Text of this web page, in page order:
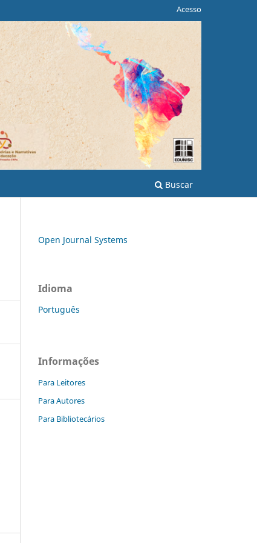
Buscar
Acesso
Open Journal Systems
Idioma
Português
Informações
Para Leitores
Para Autores
Para Bibliotecários